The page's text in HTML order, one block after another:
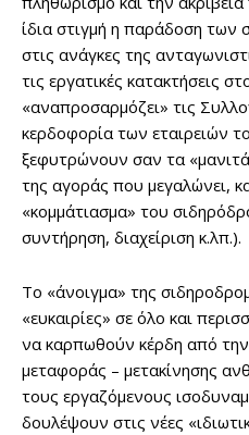
ίδια στιγμή η παράδοση
στις ανάγκες της
τις εργατικές κατακτήσεις
«αναπροσαρμόζει» τις
κερδοφορία των εταιρειών
ξεφυτρώνουν σαν τα
της αγοράς που μεγαλώνει,
«κομμάτιασμα» του
συντήρηση, διαχείριση κ.λπ.).
Το «άνοιγμα» της
«ευκαιρίες» σε όλο και
να καρπωθούν κέρδη από
μεταφοράς – μετακίνησης
τους εργαζόμενους
δουλέψουν στις νέες